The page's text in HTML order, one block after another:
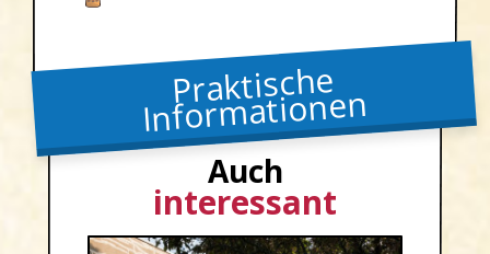
Auch
interessant
Praktische
Informationen